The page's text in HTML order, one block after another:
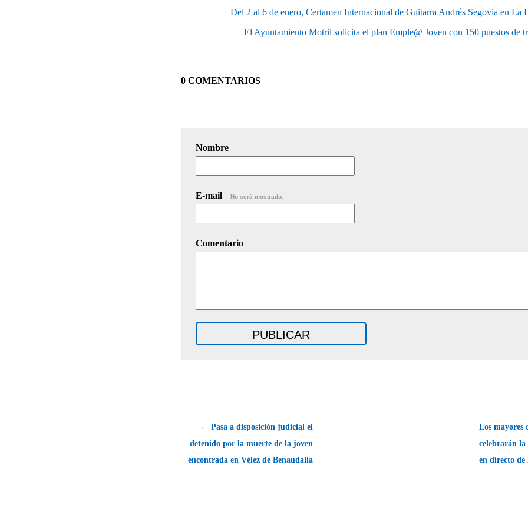
Del 2 al 6 de enero, Certamen Internacional de Guitarra Andrés Segovia en La
El Ayuntamiento Motril solicita el plan Emple@ Joven con 150 puestos de
0 COMENTARIOS
Nombre
E-mail No será mostrado.
Comentario
← Pasa a disposición judicial el
detenido por la muerte de la joven
encontrada en Vélez de Benaudalla
Los mayores
celebrarán la
en directo